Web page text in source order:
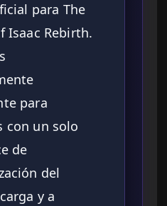
para The
Isaac Rebirth.
para
con un solo
de
del
y a